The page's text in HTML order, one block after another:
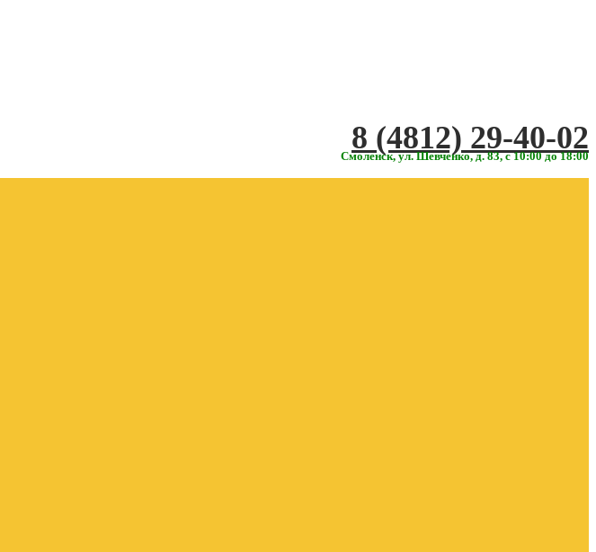
‎‎8 (4812) 29-40-02
Смоленск, ул. Шевченко, д. 83, с 10:00 до 18:00